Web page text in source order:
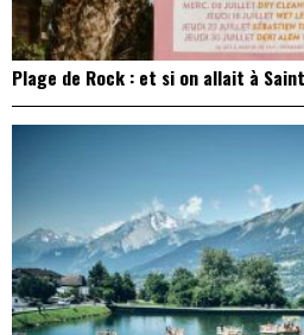
Plage de Rock : et si on allait à